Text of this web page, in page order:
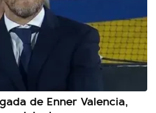
de Enner Valencia,